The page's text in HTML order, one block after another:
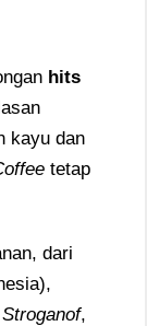
hits
kayu dan
tetap
dari
,